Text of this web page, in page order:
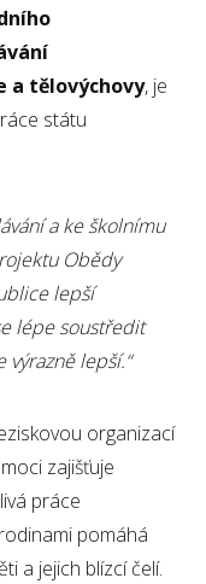
a tělovýchovy, je
státu
a ke školnímu
Obědy
lepší
lépe soustředit
výrazně lepší.“
organizací
zajišťuje
práce
pomáhá
a jejich blízcí čelí.